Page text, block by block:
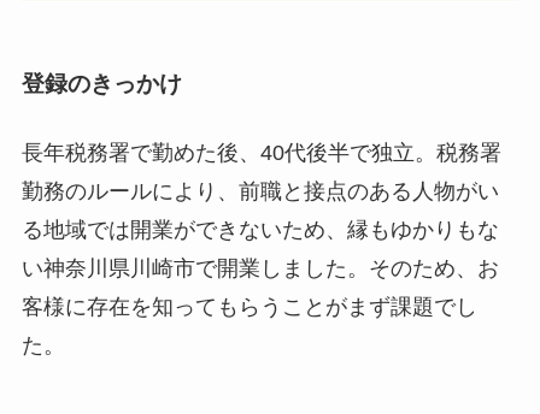
登録のきっかけ
長年税務署で勤めた後、40代後半で独立。税務署
勤務のルールにより、前職と接点のある人物がい
る地域では開業ができないため、縁もゆかりもな
い神奈川県川崎市で開業しました。そのため、お
客様に存在を知ってもらうことがまず課題でし
た。